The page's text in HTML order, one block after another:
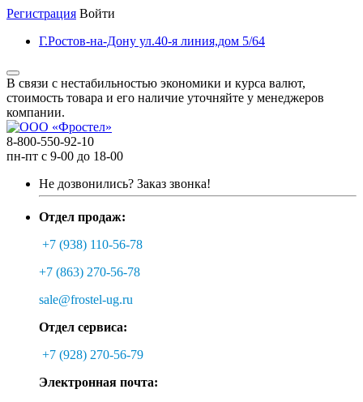
Регистрация Войти
Г.Ростов-на-Дону ул.40-я линия,дом 5/64
В связи с нестабильностью экономики и курса валют,
стоимость товара и его наличие уточняйте у менеджеров
компании.
8-800-550-92-10
пн-пт с 9-00 до 18-00
Не дозвонились? Заказ звонка!
Отдел продаж:
+7 (938) 110-56-78
+7 (863) 270-56-78
sale@frostel-ug.ru
Отдел сервиса:
+7 (928) 270-56-79
Электронная почта: